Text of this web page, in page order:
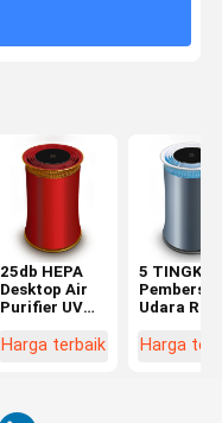
25db HEPA
Desktop Air
Purifier UV
Untuk Rumah
Harga terbaik
5 TINGKAT
Pembersih
Udara
Mini Air
Harga